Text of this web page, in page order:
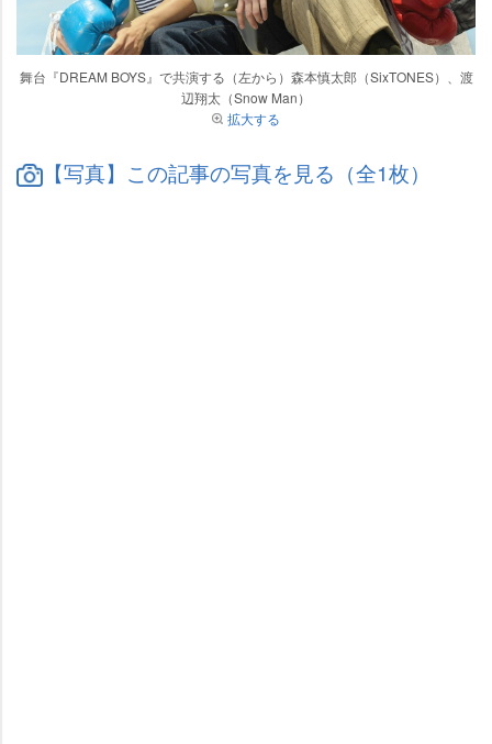
舞台『DREAM BOYS』で共演する（左から）森本慎太郎（SixTONES）、渡
辺翔太（Snow Man）
拡大する
【写真】この記事の写真を見る（全1枚）